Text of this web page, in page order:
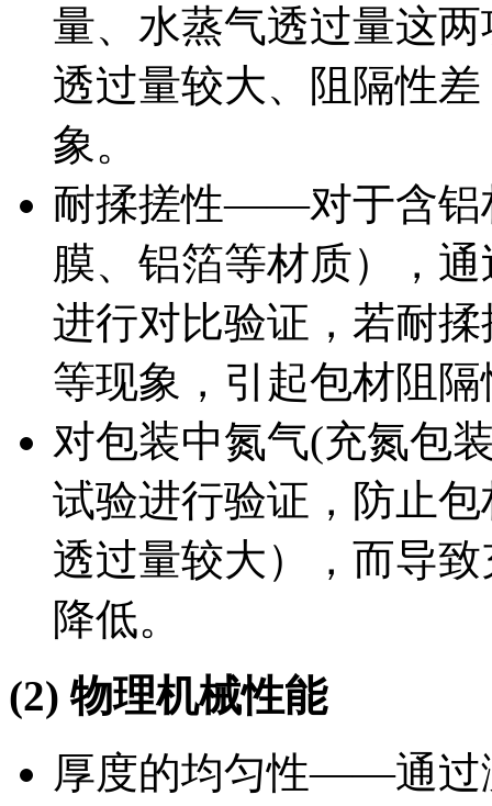
量、水蒸气透过量这
透过量较大、阻隔性
象。
耐揉搓性——对于含铝
膜、铝箔等材质），
进行对比验证，若耐
等现象，引起包材阻
对包装中氮气(充氮包
试验进行验证，防止
透过量较大），而导
降低。
(2) 物理机械性能
厚度的均匀性——通过